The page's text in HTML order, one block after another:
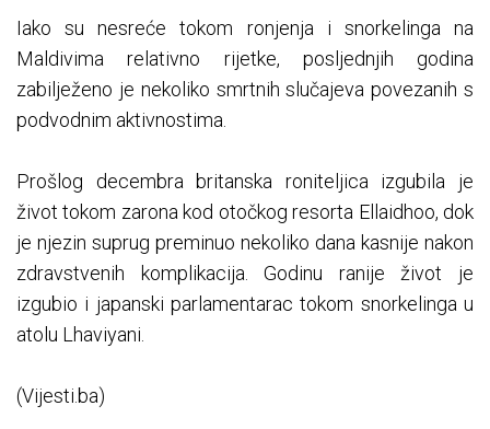
Iako su nesreće tokom ronjenja i snorkelinga na
Maldivima relativno rijetke, posljednjih godina
zabilježeno je nekoliko smrtnih slučajeva povezanih s
podvodnim aktivnostima.
Prošlog decembra britanska roniteljica izgubila je
život tokom zarona kod otočkog resorta Ellaidhoo, dok
je njezin suprug preminuo nekoliko dana kasnije nakon
zdravstvenih komplikacija. Godinu ranije život je
izgubio i japanski parlamentarac tokom snorkelinga u
atolu Lhaviyani.
(Vijesti.ba)